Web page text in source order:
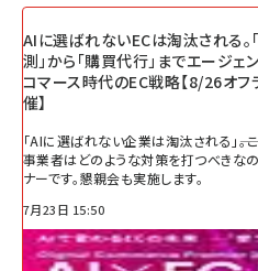
AIに選ばれないECは淘汰される。
測」から「購買代行」までエージェン
コマース時代のEC戦略【8/26オフ
催】
「AIに選ばれない企業は淘汰される」――
事業者はどのような対策を打つべきな
ナーです。懇親会も実施します。
7月23日 15:50